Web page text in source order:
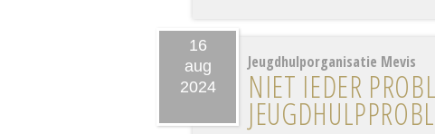
16
aug
2024
Jeugdhulporganisatie Mevis
NIET IEDER